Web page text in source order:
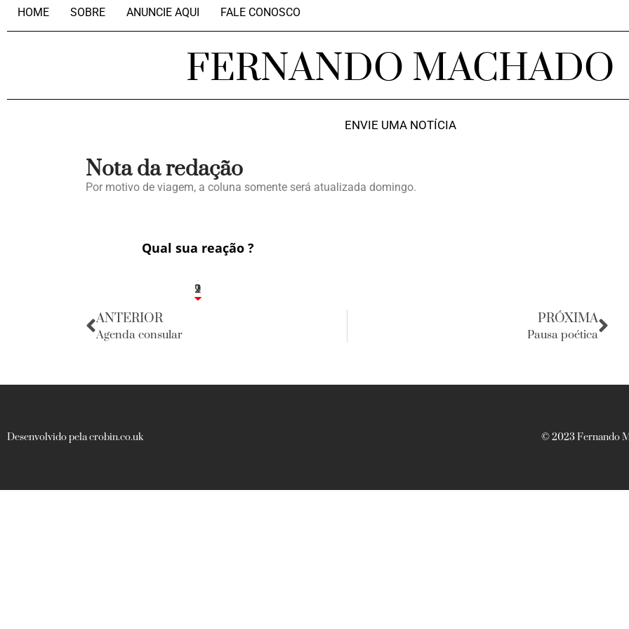
HOME SOBRE ANUNCIE AQUI FALE CONOSCO
FERNANDO MACHADO
ENVIE UMA NOTÍCIA
Nota da redação
Por motivo de viagem, a coluna somente será atualizada domingo.
Qual sua reação ?
2
1
2
9
ANTERIOR
Agenda consular
PRÓXIMA
Pausa poética
Desenvolvido pela crobin.co.uk © 2023 Fernando